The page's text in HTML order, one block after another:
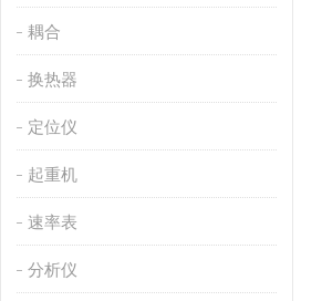
耦合
换热器
定位仪
起重机
速率表
分析仪